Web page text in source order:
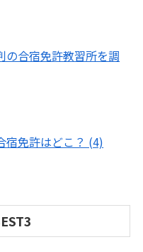
の合宿免許教習所を調
宿免許はどこ？ (4)